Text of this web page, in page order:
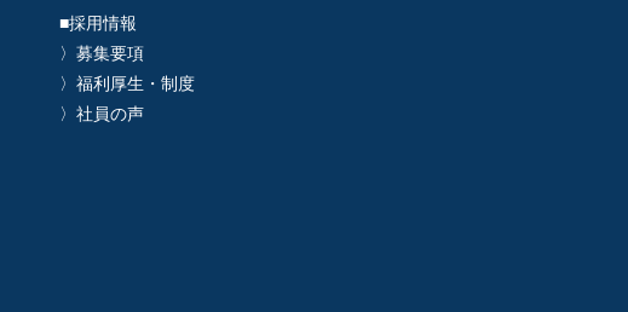
■採用情報
〉募集要項
〉福利厚生・制度
〉社員の声